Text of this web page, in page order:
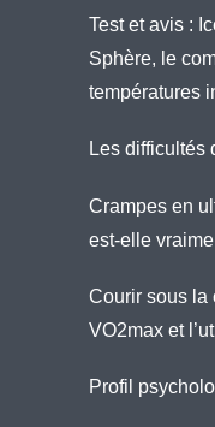
Test et avis :
Sphère, le
températures
Les difficultés
Crampes en
est-elle
Courir sous la
VO2max et
Profil